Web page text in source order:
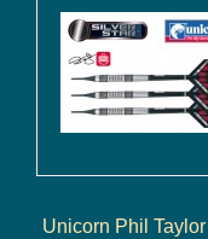
Unicorn Phil